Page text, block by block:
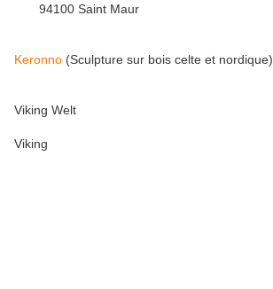
94100 Saint Maur
Keronno (Sculpture sur bois celte et nordique)
Viking Welt
Viking